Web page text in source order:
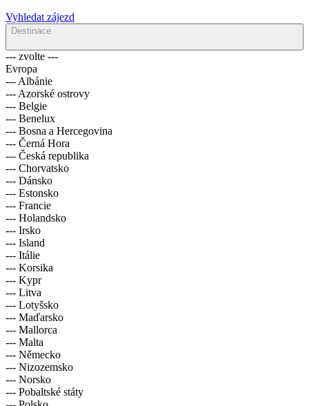
Vyhledat zájezd
Destinace
--- zvolte ---
Evropa
--- Albánie
--- Azorské ostrovy
--- Belgie
--- Benelux
--- Bosna a Hercegovina
--- Černá Hora
--- Česká republika
--- Chorvatsko
--- Dánsko
--- Estonsko
--- Francie
--- Holandsko
--- Irsko
--- Island
--- Itálie
--- Korsika
--- Kypr
--- Litva
--- Lotyšsko
--- Maďarsko
--- Mallorca
--- Malta
--- Německo
--- Nizozemsko
--- Norsko
--- Pobaltské státy